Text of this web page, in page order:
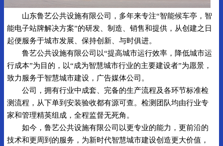
山东鲁艺公共设施有限公司，多年来专注“智能候车亭，智
能电子站牌解决方案”的研发、制造、销售和提供，从创建之日
起便服务于城市发展、保持创新、与时俱进。
鲁艺公共设施有限公司以“提高城市运行效率，降低城市运
行成本”为目的，以“成为智慧城市行业的主要建设者”为愿景，
致力服务于智慧城市建设，广告媒体公司。
公司，拥有行业中成套、完备的生产流程及各环节标准检
测流程，从下单到安装验收都有源可查。检测团队均由行业专
家和管理精英组成，全程监督无死角。
如今，鲁艺公共设施有限公司以更专业的能力，更前沿的
技术和更周到的服务，为新时代智慧城市建设创造更大价值，